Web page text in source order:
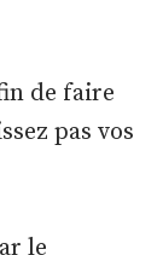
de faire
pas vos
le